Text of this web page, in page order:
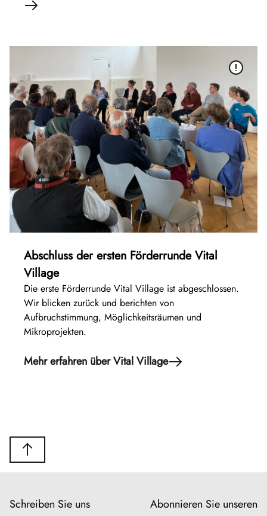
Abschluss der ersten Förderrunde Vital
Village
Die erste Förderrunde Vital Village ist abgeschlossen.
Wir blicken zurück und berichten von
Aufbruchstimmung, Möglichkeitsräumen und
Mikroprojekten.
Mehr erfahren über Vital Village
Schreiben Sie uns Abonnieren Sie unseren